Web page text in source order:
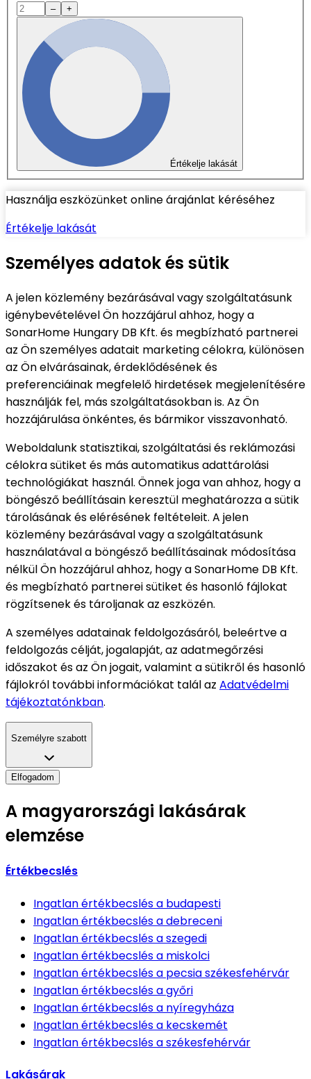
– +
Értékelje lakását
Használja eszközünket online árajánlat kéréséhez
Értékelje lakását
Személyes adatok és sütik
A jelen közlemény bezárásával vagy szolgáltatásunk
igénybevételével Ön hozzájárul ahhoz, hogy a
SonarHome Hungary DB Kft. és megbízható partnerei
az Ön személyes adatait marketing célokra, különösen
az Ön elvárásainak, érdeklődésének és
preferenciáinak megfelelő hirdetések megjelenítésére
használják fel, más szolgáltatásokban is. Az Ön
hozzájárulása önkéntes, és bármikor visszavonható.
Weboldalunk statisztikai, szolgáltatási és reklámozási
célokra sütiket és más automatikus adattárolási
technológiákat használ. Önnek joga van ahhoz, hogy a
böngésző beállításain keresztül meghatározza a sütik
tárolásának és elérésének feltételeit. A jelen
közlemény bezárásával vagy a szolgáltatásunk
használatával a böngésző beállításainak módosítása
nélkül Ön hozzájárul ahhoz, hogy a SonarHome DB Kft.
és megbízható partnerei sütiket és hasonló fájlokat
rögzítsenek és tároljanak az eszközén.
A személyes adatainak feldolgozásáról, beleértve a
feldolgozás célját, jogalapját, az adatmegőrzési
időszakot és az Ön jogait, valamint a sütikről és hasonló
fájlokról további információkat talál az Adatvédelmi
tájékoztatónkban.
Személyre szabott
Elfogadom
A magyarországi lakásárak
elemzése
Értékbecslés
Ingatlan értékbecslésa budapesti
Ingatlan értékbecslésa debreceni
Ingatlan értékbecslésa szegedi
Ingatlan értékbecslésa miskolci
Ingatlan értékbecslésa pecsia székesfehérvár
Ingatlan értékbecslésa győri
Ingatlan értékbecslésa nyíregyháza
Ingatlan értékbecslésa kecskemét
Ingatlan értékbecslésa székesfehérvár
Lakásárak